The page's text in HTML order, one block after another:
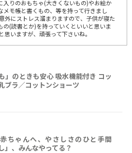
入りのおもちゃ(大きくないもの)やお絵か
メモ帳と書くもの、等を持って行きまし
外にストレス溜まりますので、子供が寝た
の(読書とか)を持っていくといいと思いま
思いますが、頑張って下さいね。
」のときも安心 吸水機能付き コッ
ブラ／コットンショーツ
ちゃんへ、やさしさのひと手間
」、みんなやってる？